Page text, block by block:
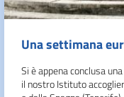
Una settimana
Si è appena conclusa
il nostro Istituto